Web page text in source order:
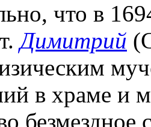
что в
Димитрий
в храме и